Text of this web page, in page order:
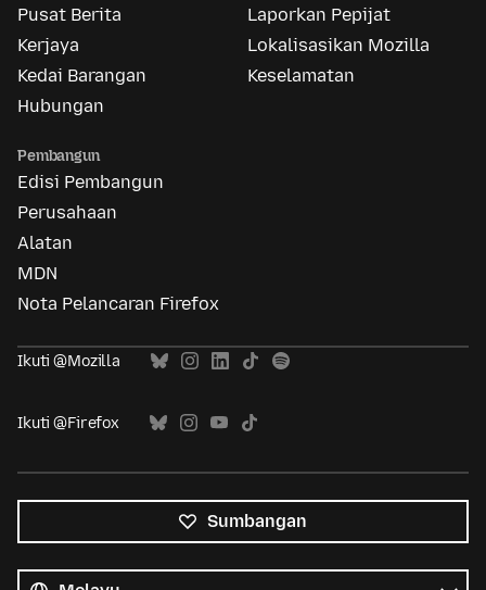
Pusat Berita
Kerjaya
Kedai Barangan
Hubungan
Laporkan Pepijat
Lokalisasikan Mozilla
Keselamatan
Pembangun
Edisi Pembangun
Perusahaan
Alatan
MDN
Nota Pelancaran Firefox
Ikuti @Mozilla
Ikuti @Firefox
Sumbangan
bahasa
Bahasa